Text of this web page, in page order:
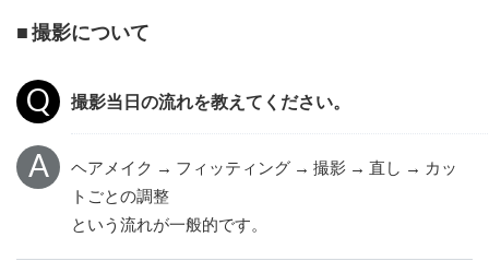
■ 撮影について
撮影当日の流れを教えてください。
ヘアメイク → フィッティング → 撮影 → 直し → カッ
トごとの調整
という流れが一般的です。